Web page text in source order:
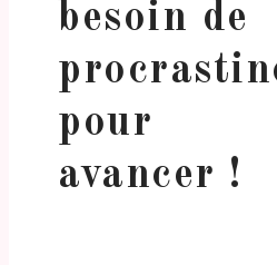
besoin de
pour
avancer !